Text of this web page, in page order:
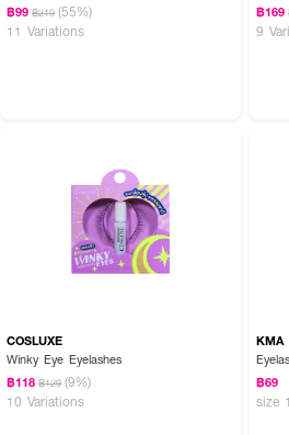
฿99 ฿219 (55%)
11 Variations
฿169
9
COSLUXE
Winky Eye Eyelashes
฿118 ฿129 (9%)
10 Variations
KMA
฿69
size